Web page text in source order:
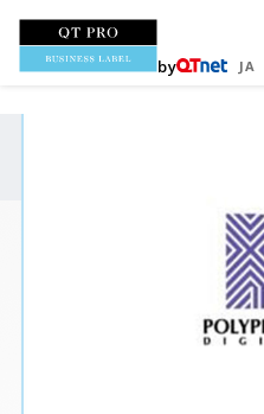
by JA